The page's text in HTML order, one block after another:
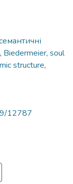
, Biedermeier, soul
structure,
12787